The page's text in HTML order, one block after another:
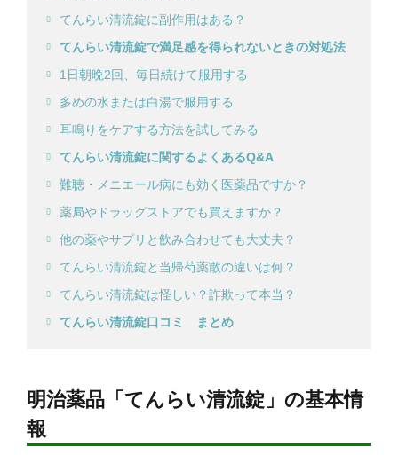
てんらい清流錠に副作用はある？
てんらい清流錠で満足感を得られないときの対処法
1日朝晩2回、毎日続けて服用する
多めの水または白湯で服用する
耳鳴りをケアする方法を試してみる
てんらい清流錠に関するよくあるQ&A
難聴・メニエール病にも効く医薬品ですか？
薬局やドラッグストアでも買えますか？
他の薬やサプリと飲み合わせても大丈夫？
てんらい清流錠と当帰芍薬散の違いは何？
てんらい清流錠は怪しい？詐欺って本当？
てんらい清流錠口コミ まとめ
明治薬品「てんらい清流錠」の基本情
報